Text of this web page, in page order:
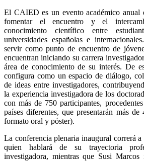
El CAIED es un evento académico anual
fomentar el encuentro y el
conocimiento científico entre
universidades españolas e
servir como punto de encuentro de
encuentran iniciando su carrera
área de conocimiento de su interés. De
configura como un espacio de diálogo,
de ideas entre investigadores,
la experiencia investigadora de los
con más de 750 participantes,
países diferentes, que presentarán más
formato oral y póster).
La conferencia plenaria inaugural correrá
quien hablará de su trayectoria
investigadora, mientras que Susi Marcos